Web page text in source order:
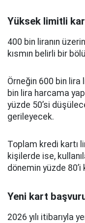
Yüksek limitli
400 bin liranın
kısmın belirli bir
Örneğin 600 bin
bin lira harcama
yüzde 50’si
gerileyecek.
Toplam kredi kartı
kişilerde ise,
dönemin yüzde
Yeni kart
2026 yılı itibarıyla